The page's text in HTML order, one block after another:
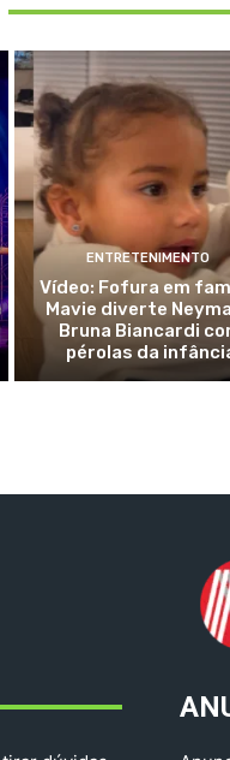
ENTRETENIMENTO
Vídeo: Fofura em
Mavie diverte
Bruna Biancardi
pérolas da